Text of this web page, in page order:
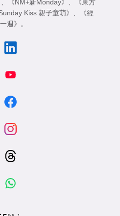
、 《NM+新Monday》 、
《東方
Sunday Kiss 親子童萌》 、
《經
週》 。